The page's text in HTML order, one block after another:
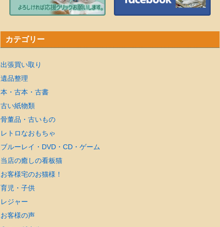
カテゴリー
出張買い取り
遺品整理
本・古本・古書
古い紙物類
骨董品・古いもの
レトロなおもちゃ
ブルーレイ・DVD・CD・ゲーム
当店の癒しの看板猫
お客様宅のお猫様！
育児・子供
レジャー
お客様の声